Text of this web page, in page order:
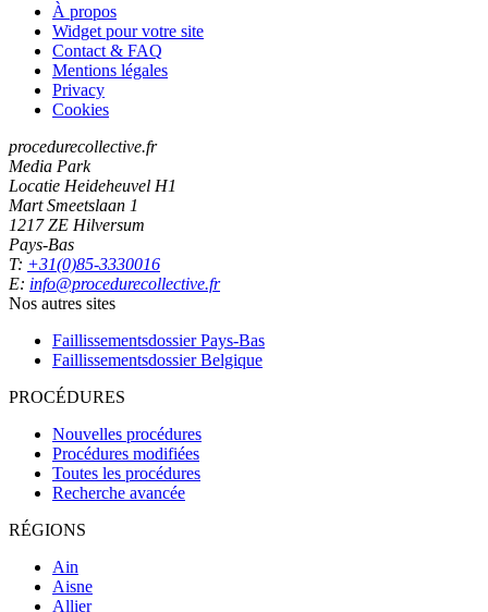
À propos
Widget pour votre site
Contact & FAQ
Mentions légales
Privacy
Cookies
procedurecollective.fr
Media Park
Locatie Heideheuvel H1
Mart Smeetslaan 1
1217 ZE Hilversum
Pays-Bas
T: +31(0)85-3330016
E: info@procedurecollective.fr
Nos autres sites
Faillissementsdossier Pays-Bas
Faillissementsdossier Belgique
PROCÉDURES
Nouvelles procédures
Procédures modifiées
Toutes les procédures
Recherche avancée
RÉGIONS
Ain
Aisne
Allier